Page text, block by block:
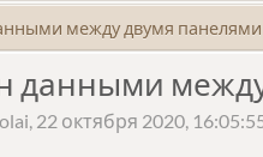
между двумя
данными между
22 октября 2020,